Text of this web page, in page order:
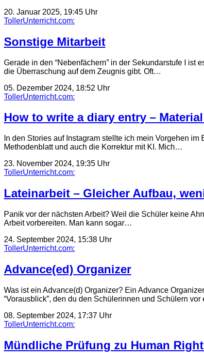
20. Januar 2025, 19:45 Uhr
TollerUnterricht.com:
Sonstige Mitarbeit
Gerade in den “Nebenfächern” in der Sekundarstufe I
die Überraschung auf dem Zeugnis gibt. Oft…
05. Dezember 2024, 18:52 Uhr
TollerUnterricht.com:
How to write a diary entry –
In den Stories auf Instagram stellte ich mein Vorgehen
Methodenblatt und auch die Korrektur mit KI. Mich…
23. November 2024, 19:35 Uhr
TollerUnterricht.com:
Lateinarbeit – Gleicher Aufbau,
Panik vor der nächsten Arbeit? Weil die Schüler keine
Arbeit vorbereiten. Man kann sogar…
24. September 2024, 15:38 Uhr
TollerUnterricht.com:
Advance(ed) Organizer
Was ist ein Advance(d) Organizer? Ein Advance
“Vorausblick”, den du den Schülerinnen und Schülern
08. September 2024, 17:37 Uhr
TollerUnterricht.com:
Mündliche Prüfung zu Human